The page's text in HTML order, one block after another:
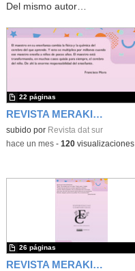
Del mismo autor…
REVISTA MERAKI Nº 12
Contenido educativo.
subido por Revista dat sur
22 páginas
-hace un mes- 120visualizaciones
REVISTA MERAKI Nº 11
26 páginas